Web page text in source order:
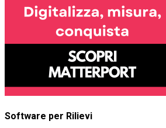
Software per Rilievi